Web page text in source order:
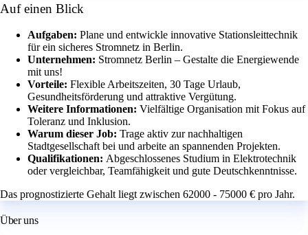
Auf einen Blick
Aufgaben: Plane und entwickle innovative Stationsleittechnik
für ein sicheres Stromnetz in Berlin.
Unternehmen: Stromnetz Berlin – Gestalte die Energiewende
mit uns!
Vorteile: Flexible Arbeitszeiten, 30 Tage Urlaub,
Gesundheitsförderung und attraktive Vergütung.
Weitere Informationen: Vielfältige Organisation mit Fokus auf
Toleranz und Inklusion.
Warum dieser Job: Trage aktiv zur nachhaltigen
Stadtgesellschaft bei und arbeite an spannenden Projekten.
Qualifikationen: Abgeschlossenes Studium in Elektrotechnik
oder vergleichbar, Teamfähigkeit und gute Deutschkenntnisse.
Das prognostizierte Gehalt liegt zwischen 62000 - 75000 € pro Jahr.
Über uns